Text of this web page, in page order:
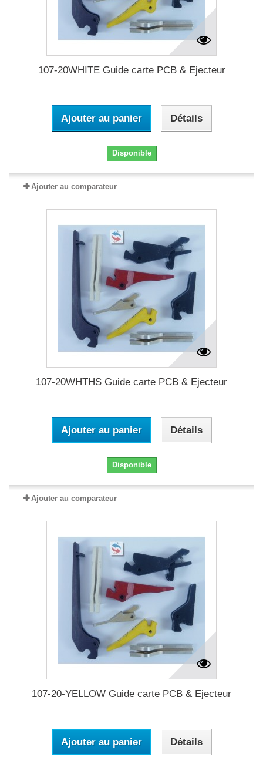
107-20WHITE Guide carte PCB & Ejecteur
Ajouter au panier Détails
Disponible
Ajouter au comparateur
107-20WHTHS Guide carte PCB & Ejecteur
Ajouter au panier Détails
Disponible
Ajouter au comparateur
107-20-YELLOW Guide carte PCB & Ejecteur
Ajouter au panier Détails